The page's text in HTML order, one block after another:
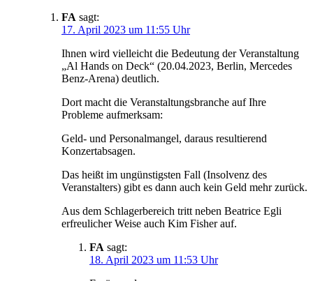
FA sagt:
17. April 2023 um 11:55 Uhr
Ihnen wird vielleicht die Bedeutung der Veranstaltung
„Al Hands on Deck“ (20.04.2023, Berlin, Mercedes
Benz-Arena) deutlich.
Dort macht die Veranstaltungsbranche auf Ihre
Probleme aufmerksam:
Geld- und Personalmangel, daraus resultierend
Konzertabsagen.
Das heißt im ungünstigsten Fall (Insolvenz des
Veranstalters) gibt es dann auch kein Geld mehr zurück.
Aus dem Schlagerbereich tritt neben Beatrice Egli
erfreulicher Weise auch Kim Fisher auf.
FA sagt:
18. April 2023 um 11:53 Uhr